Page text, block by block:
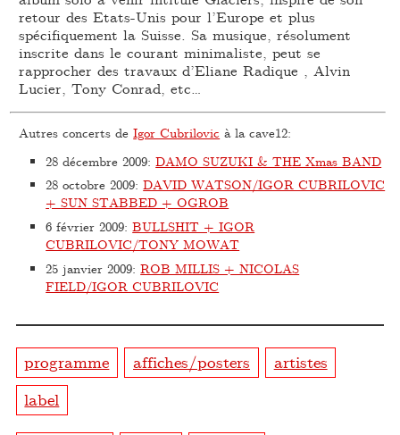
retour des Etats-Unis pour l’Europe et plus
spécifiquement la Suisse. Sa musique, résolument
inscrite dans le courant minimaliste, peut se
rapprocher des travaux d’Eliane Radique , Alvin
Lucier, Tony Conrad, etc…
Autres concerts deIgor Cubrilovic à la cave12:
28 décembre 2009:DAMO SUZUKI & THE Xmas BAND
28 octobre 2009:DAVID WATSON/IGOR CUBRILOVIC
+ SUN STABBED + OGROB
6 février 2009:BULLSHIT + IGOR
CUBRILOVIC/TONY MOWAT
25 janvier 2009:ROB MILLIS + NICOLAS
FIELD/IGOR CUBRILOVIC
programme affiches/posters
artistes
label